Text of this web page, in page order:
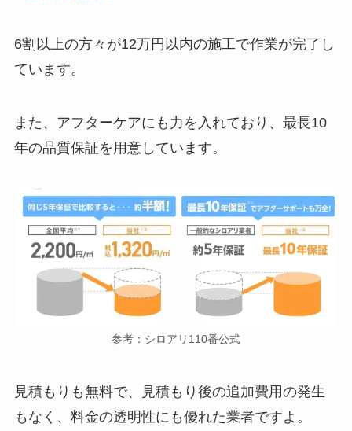
6割以上の方々が12万円以内の施工で作業が完了し
ています。
また、アフターケアにも力を入れており、最長10
年の品質保証を用意しています。
参考：シロアリ110番公式
見積もりも無料で、見積もり後の追加費用の発生
もなく、料金の透明性にも優れた業者ですよ。